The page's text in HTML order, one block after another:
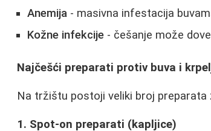
Anemija - masivna infestacija
Kožne infekcije - češanje može
Najčešći preparati protiv buva i
Na tržištu postoji veliki broj preparata
1. Spot-on preparati (kapljice)